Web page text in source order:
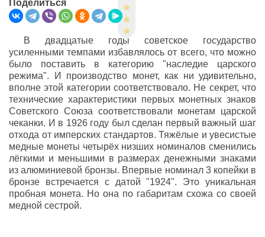
Поделиться
В двадцатые годы советское государство
усиленными темпами избавлялось от всего, что можно
было поставить в категорию "наследие царского
режима". И производство монет, как ни удивительно,
вполне этой категории соответствовало. Не секрет, что
технические характеристики первых монетных знаков
Советского Союза соответствовали монетам царской
чеканки. И в 1926 году был сделан первый важный шаг
отхода от имперских стандартов. Тяжёлые и увесистые
медные монеты четырёх низших номиналов сменились
лёгкими и меньшими в размерах денежными знаками
из алюминиевой бронзы. Впервые номинал 3 копейки в
бронзе встречается с датой "1924". Это уникальная
пробная монета. Но она по габаритам схожа со своей
медной сестрой.